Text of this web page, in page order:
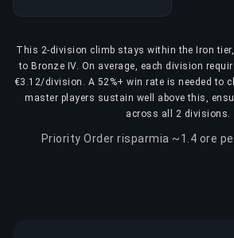
This 2-division climb stays within the Iron
to Bronze IV. On average, each division
€3.12/division. A 52%+ win rate is needed to
master players sustain well above this,
across all 2 divisions.
Priority Order risparmia ~1.4 ore